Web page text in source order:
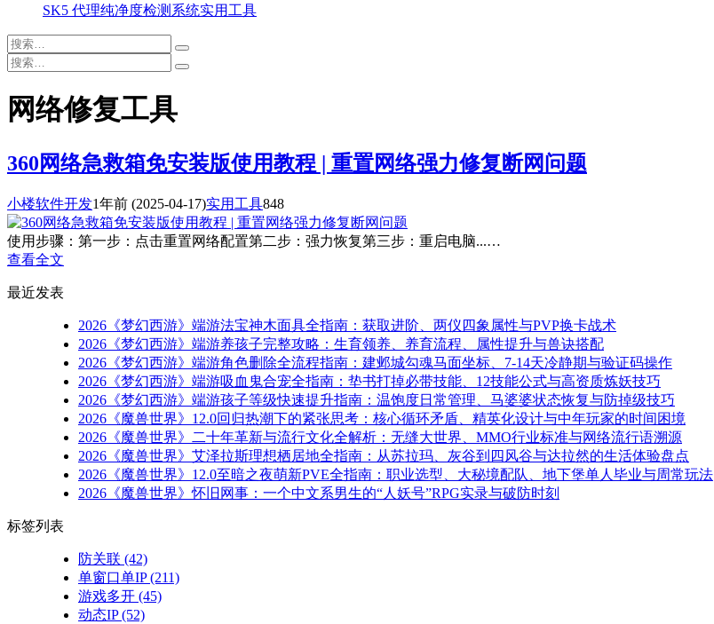
SK5 代理纯净度检测系统实用工具
网络修复工具
360网络急救箱免安装版使用教程 | 重置网络强力修复断网问题
小楼软件开发1年前 (2025-04-17)实用工具848
使用步骤：第一步：点击重置网络配置第二步：强力恢复第三步：重启电脑...…
查看全文
最近发表
2026《梦幻西游》端游法宝神木面具全指南：获取进阶、两仪四象属性与PVP换卡战术
2026《梦幻西游》端游养孩子完整攻略：生育领养、养育流程、属性提升与兽诀搭配
2026《梦幻西游》端游角色删除全流程指南：建邺城勾魂马面坐标、7-14天冷静期与验证码操作
2026《梦幻西游》端游吸血鬼合宠全指南：垫书打掉必带技能、12技能公式与高资质炼妖技巧
2026《梦幻西游》端游孩子等级快速提升指南：温饱度日常管理、马婆婆状态恢复与防掉级技巧
2026《魔兽世界》12.0回归热潮下的紧张思考：核心循环矛盾、精英化设计与中年玩家的时间困境
2026《魔兽世界》二十年革新与流行文化全解析：无缝大世界、MMO行业标准与网络流行语溯源
2026《魔兽世界》艾泽拉斯理想栖居地全指南：从苏拉玛、灰谷到四风谷与达拉然的生活体验盘点
2026《魔兽世界》12.0至暗之夜萌新PVE全指南：职业选型、大秘境配队、地下堡单人毕业与周常玩法
2026《魔兽世界》怀旧网事：一个中文系男生的“人妖号”RPG实录与破防时刻
标签列表
防关联 (42)
单窗口单IP(211)
游戏多开 (45)
动态IP(52)